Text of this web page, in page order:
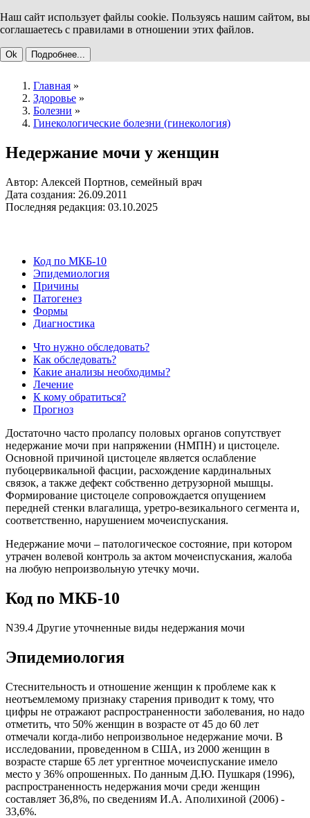
Наш сайт использует файлы cookie. Пользуясь нашим сайтом, вы
соглашаетесь с правилами в отношении этих файлов.
Ok Подробнее...
Главная »
Здоровье »
Болезни »
Гинекологические болезни (гинекология)
Недержание мочи у женщин
Автор: Алексей Портнов, семейный врач
Дата создания: 26.09.2011
Последняя редакция: 03.10.2025
Код по МКБ-10
Эпидемиология
Причины
Патогенез
Формы
Диагностика
Что нужно обследовать?
Как обследовать?
Какие анализы необходимы?
Лечение
К кому обратиться?
Прогноз
Достаточно часто пролапсу половых органов сопутствует
недержание мочи при напряжении (НМПН) и цистоцеле.
Основной причиной цистоцеле является ослабление
пубоцервикальной фасции, расхождение кардинальных
связок, а также дефект собственно детрузорной мышцы.
Формирование цистоцеле сопровождается опущением
передней стенки влагалища, уретро-везикального сегмента и,
соответственно, нарушением мочеиспускания.
Недержание мочи – патологическое состояние, при котором
утрачен волевой контроль за актом мочеиспускания, жалоба
на любую непроизвольную утечку мочи.
Код по МКБ-10
N39.4 Другие уточненные виды недержания мочи
Эпидемиология
Стеснительность и отношение женщин к проблеме как к
неотъемлемому признаку старения приводит к тому, что
цифры не отражают распространенности заболевания, но надо
отметить, что 50% женщин в возрасте от 45 до 60 лет
отмечали когда-либо непроизвольное недержание мочи. В
исследовании, проведенном в США, из 2000 женщин в
возрасте старше 65 лет ургентное мочеиспускание имело
место у 36% опрошенных. По данным Д.Ю. Пушкаря (1996),
распространенность недержания мочи среди женщин
составляет 36,8%, по сведениям И.А. Аполихиной (2006) -
33,6%.